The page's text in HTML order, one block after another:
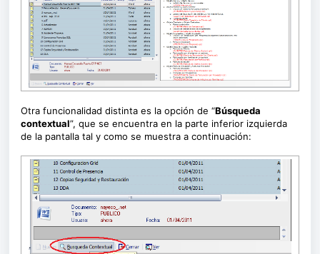
Otra funcionalidad distinta es la opción de “Búsqueda
contextual”, que se encuentra en la parte inferior izquierda
de la pantalla tal y como se muestra a continuación: